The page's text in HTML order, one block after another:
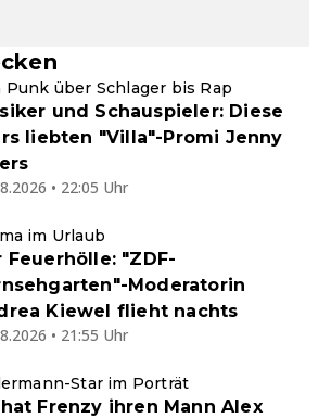
Punk über Schlager bis Rap
und Schauspieler: Diese
liebten "Villa"-Promi Jenny
• 22:05 Uhr
im Urlaub
Feuerhölle: "ZDF-
Moderatorin
Kiewel flieht nachts
• 21:55 Uhr
Star im Porträt
Frenzy ihren Mann Alex